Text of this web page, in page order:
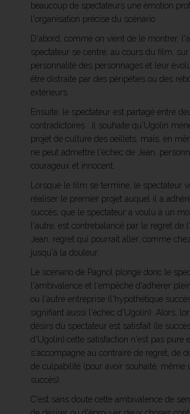
beaucoup de spectateurs une émotion
l'organisation précise du scénario.
D'abord, comme on vient de le montrer,
spectateur se centre, au cours du film, sur
personnalité des personnages et leur
être distraite par des péripéties ou des
extérieurs.
Ensuite, le spectateur est partagé entre
contradictoires : il souhaite qu'Ugolin
projet de culture des oeillets, mais, en
ne peut admettre l'échec de Jean,
courageux et innocent.
Lorsque le film se termine, le spectateur
réaliser le premier projet auquel il a
succès, que le spectateur a voulu à un
l'autre, est contrebalancé par le regret de
Jean, regret qui pourrait aller, comme
jusqu'à la douleur.
Le scénario de Pagnol plonge donc le
l'ambivalence et l'empêche d'adhérer
ou l'autre entreprise (l'hypothétique
signifiant aussi l'échec d'Ugolin). Alors,
désirs du spectateur est satisfait (le
d'Ugolin),cette satisfaction n'est pas pure
s'accompagne au contraire de regret, de
de culpabilité (pour avoir souhaité, même
succès).
C'est sans doute cette ambivalence de